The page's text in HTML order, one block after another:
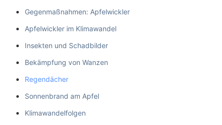
Gegenmaßnahmen: Apfelwickler
Apfelwickler im Klimawandel
Insekten und Schadbilder
Bekämpfung von Wanzen
Regendächer
Sonnenbrand am Apfel
Klimawandelfolgen